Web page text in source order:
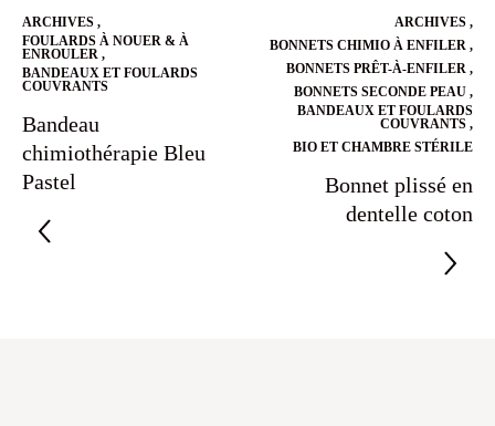
ARCHIVES ,
FOULARDS À NOUER & À
ENROULER ,
BANDEAUX ET FOULARDS
COUVRANTS
Bandeau
chimiothérapie Bleu
Pastel
ARCHIVES ,
BONNETS CHIMIO À ENFILER ,
BONNETS PRÊT-À-ENFILER ,
BONNETS SECONDE PEAU ,
BANDEAUX ET FOULARDS
COUVRANTS ,
BIO ET CHAMBRE STÉRILE
Bonnet plissé en
dentelle coton